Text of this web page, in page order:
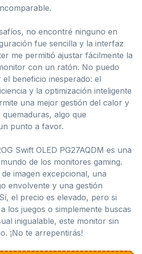
no encontré ninguno en
fue sencilla y la interfaz
me permitió ajustar fácilmente la
con un ratón. No puedo
beneficio inesperado: el
y la optimización inteligente
una mejor gestión del calor y
algo que
punto a favor.
Swift OLED PG27AQDM es una
de los monitores gaming.
imagen excepcional, una
envolvente y una gestión
el precio es elevado, pero si
los juegos o simplemente buscas
inigualable, este monitor sin
¡No te arrepentirás!